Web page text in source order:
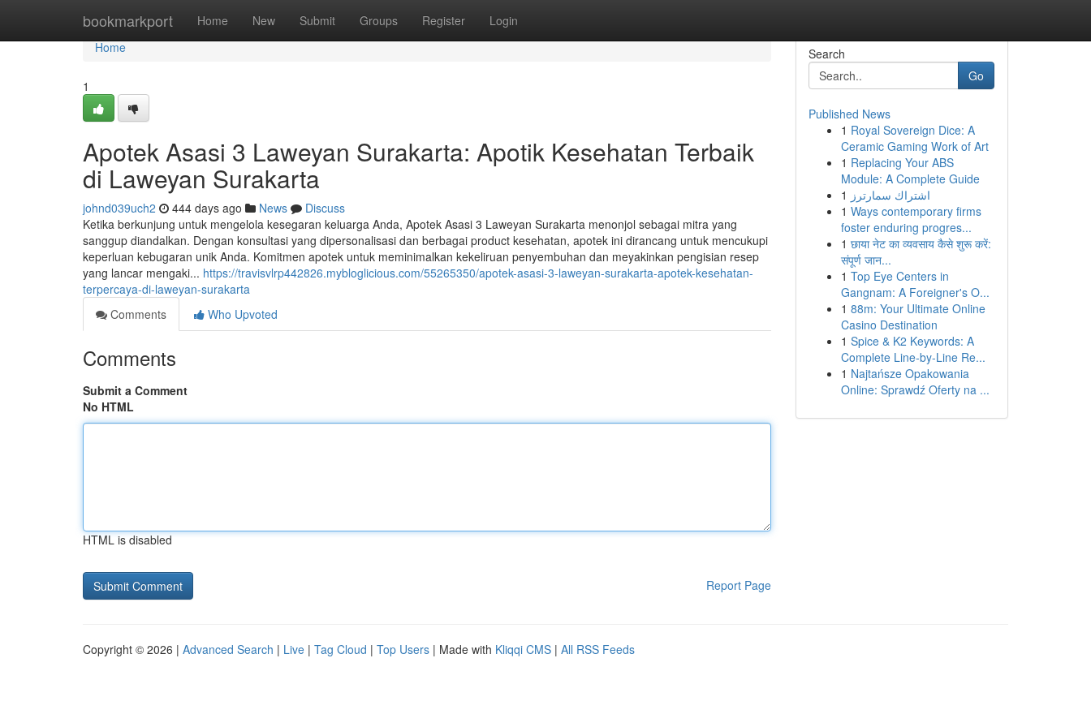
bookmarkport Home New Submit Groups Register Login
Home
Home
1
Apotek Asasi 3 Laweyan Surakarta: Apotik Kesehatan Terbaik
di Laweyan Surakarta
johnd039uch2 444 days ago News
Discuss
Ketika berkunjung untuk mengelola kesegaran keluarga Anda, Apotek Asasi 3 Laweyan Surakarta menonjol sebagai mitra yang
sanggup diandalkan. Dengan konsultasi yang dipersonalisasi dan berbagai product kesehatan, apotek ini dirancang untuk mencukupi
keperluan kebugaran unik Anda. Komitmen apotek untuk meminimalkan kekeliruan penyembuhan dan meyakinkan pengisian resep
yang lancar mengaki... https://travisvlrp442826.mybloglicious.com/55265350/apotek-asasi-3-laweyan-surakarta-apotek-kesehatan-
terpercaya-di-laweyan-surakarta
Comments
Who Upvoted
Comments
Submit a Comment
No HTML
HTML is disabled
Report Page
Search
Go
Published News
1 Royal Sovereign Dice: A
Ceramic Gaming Work of Art
1 Replacing Your ABS
Module: A Complete Guide
1 اشتراك سمارترز
1 Ways contemporary firms
foster enduring progres...
1 छाया नेट का व्यवसाय कैसे शुरू करें:
संपूर्ण जान...
1 Top Eye Centers in
Gangnam: A Foreigner's O...
1 88m: Your Ultimate Online
Casino Destination
1 Spice & K2 Keywords: A
Complete Line-by-Line Re...
1 Najtańsze Opakowania
Online: Sprawdź Oferty na ...
Copyright © 2026 | Advanced Search | Live | Tag Cloud | Top Users | Made with Kliqqi CMS | All RSS Feeds